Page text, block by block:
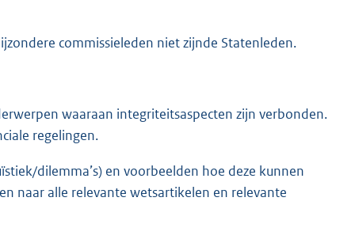
commissieleden niet zijnde Statenleden.
waaraan integriteitsaspecten zijn verbonden.
regelingen.
dilemma’s) en voorbeelden hoe deze kunnen
naar alle relevante wetsartikelen en relevante